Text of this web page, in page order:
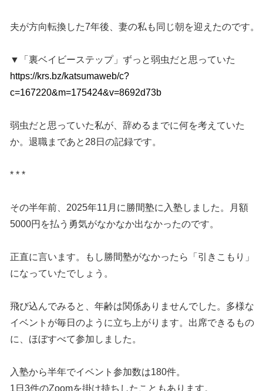
夫が方向転換した7年後、妻の私も同じ朝を迎えたのです。
▼「裏ベイビーステップ」ずっと弱虫だと思っていた
https://krs.bz/katsumaweb/c?
c=167220&m=175424&v=8692d73b
弱虫だと思っていた私が、辞めるまでに何を考えていた
か。退職まであと28日の記録です。
* * *
その半年前、2025年11月に勝間塾に入塾しました。月額
5000円を払う勇気がなかなか出なかったのです。
正直に言います。もし勝間塾がなかったら「引きこもり」
になっていたでしょう。
飛び込んでみると、年齢は関係ありませんでした。多様な
イベントが毎日のように立ち上がります。出席できるもの
に、ほぼすべて参加しました。
入塾から半年でイベント参加数は180件。
1日3件のZoomを掛け持ちしたこともあります。